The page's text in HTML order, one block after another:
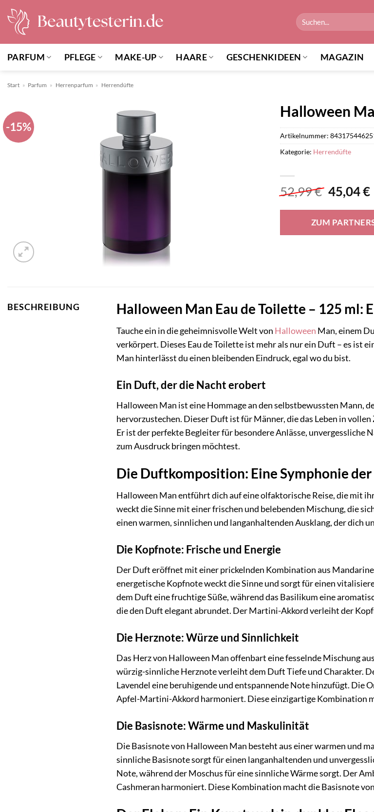
Inhalt
springen
Suchen
nach:
PARFUM PFLEGE MAKE-UP HAARE GESCHENKIDEEN MAGAZIN
Start » Parfum » Herrenparfum » Herrendüfte
-15%
Halloween
52,99€
war:
52,99 €
45,04€
ZUM
Artikelnummer:
Kategorie: Herrendüfte
BESCHREIBUNG Halloween Man Eau de Toilette – 125 ml:
Tauche ein in die geheimnisvolle Welt von Halloween Man, einem
verkörpert. Dieses Eau de Toilette ist mehr als nur ein Duft – es ist
Man hinterlässt du einen bleibenden Eindruck, egal wo du bist.
Ein Duft, der die Nacht erobert
Halloween Man ist eine Hommage an den selbstbewussten Mann,
hervorzustechen. Dieser Duft ist für Männer, die das Leben in
Er ist der perfekte Begleiter für besondere Anlässe, unvergessliche
zum Ausdruck bringen möchtest.
Die Duftkomposition: Eine Symphonie der
Halloween Man entführt dich auf eine olfaktorische Reise, die mit
weckt die Sinne mit einer frischen und belebenden Mischung, die
einen warmen, sinnlichen und langanhaltenden Ausklang, der dich
Die Kopfnote: Frische und Energie
Der Duft eröffnet mit einer prickelnden Kombination aus
energetische Kopfnote weckt die Sinne und sorgt für einen
dem Duft eine fruchtige Süße, während das Basilikum eine
die den Duft elegant abrundet. Der Martini-Akkord verleiht der
Die Herznote: Würze und Sinnlichkeit
Das Herz von Halloween Man offenbart eine fesselnde Mischung
würzig-sinnliche Herznote verleiht dem Duft Tiefe und Charakter.
Lavendel eine beruhigende und entspannende Note hinzufügt. Die
Apfel-Martini-Akkord harmoniert. Diese einzigartige Kombination
Die Basisnote: Wärme und Maskulinität
Die Basisnote von Halloween Man besteht aus einer warmen und
sinnliche Basisnote sorgt für einen langanhaltenden und
Note, während der Moschus für eine sinnliche Wärme sorgt. Der
Cashmeran harmoniert. Diese Kombination macht die Basisnote